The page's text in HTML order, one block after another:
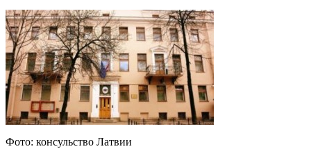
Фото: консульство Латвии